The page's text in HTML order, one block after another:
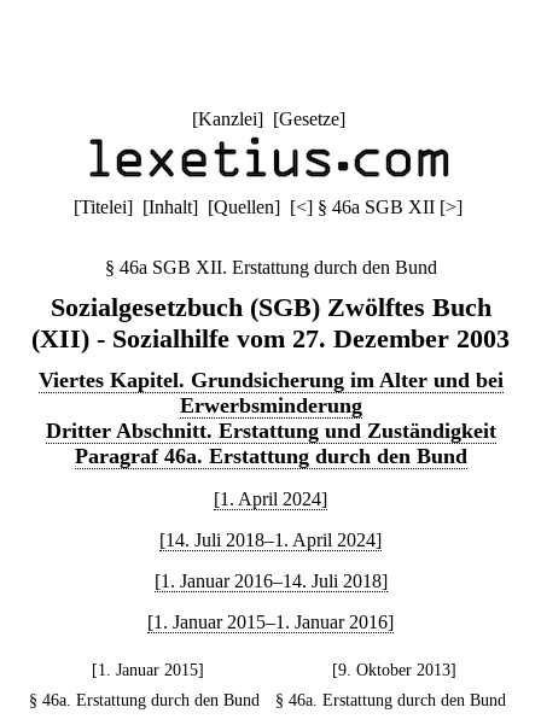
[Kanzlei] [Gesetze]
[Titelei] [Inhalt] [Quellen] [<] § 46a SGB XII [>]
§ 46a SGB XII. Erstattung durch den Bund
Sozialgesetzbuch (SGB) Zwölftes Buch
(XII) - Sozialhilfe vom 27. Dezember 2003
Viertes Kapitel. Grundsicherung im Alter und bei
Erwerbsminderung
Dritter Abschnitt. Erstattung und Zuständigkeit
Paragraf 46a. Erstattung durch den Bund
[1. April 2024]
[14. Juli 2018–1. April 2024]
[1. Januar 2016–14. Juli 2018]
[1. Januar 2015–1. Januar 2016]
[1. Januar 2015]
[9. Oktober 2013]
§ 46a. Erstattung durch den Bund
§ 46a. Erstattung durch den Bund